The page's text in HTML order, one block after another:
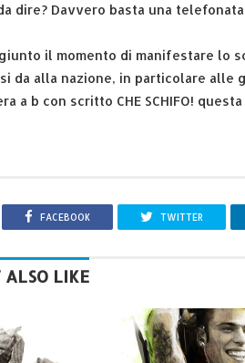
dire? Davvero basta una
il momento di manifestare lo
da alla nazione, in particolare alle
a b con scritto CHE SCHIFO!
FACEBOOK TWITTER
ALSO LIKE